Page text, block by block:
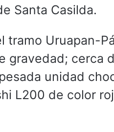
Santa Casilda.
tramo Uruapan-
gravedad; cerca
unidad
L200 de color